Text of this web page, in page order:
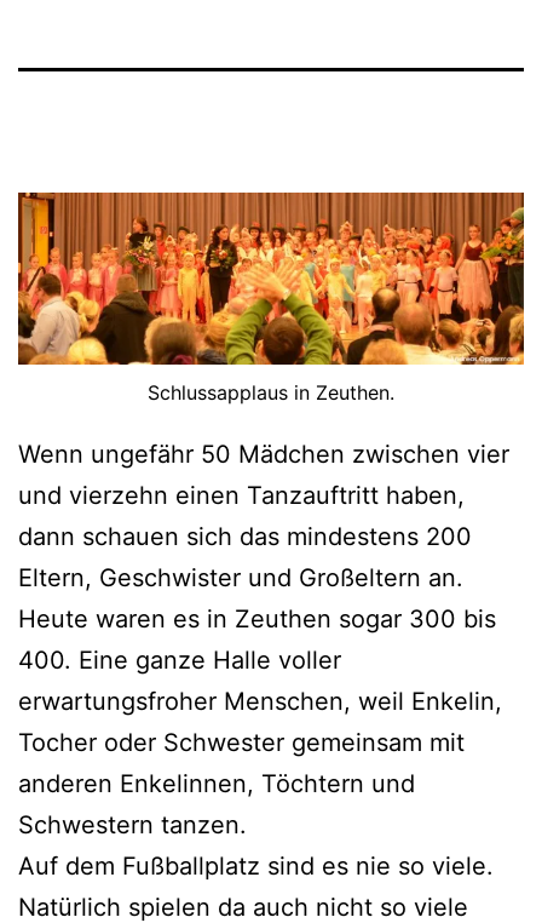
Schlussapplaus in Zeuthen.
Wenn ungefähr 50 Mädchen zwischen vier
und vierzehn einen Tanzauftritt haben,
dann schauen sich das mindestens 200
Eltern, Geschwister und Großeltern an.
Heute waren es in Zeuthen sogar 300 bis
400. Eine ganze Halle voller
erwartungsfroher Menschen, weil Enkelin,
Tocher oder Schwester gemeinsam mit
anderen Enkelinnen, Töchtern und
Schwestern tanzen.
Auf dem Fußballplatz sind es nie so viele.
Natürlich spielen da auch nicht so viele